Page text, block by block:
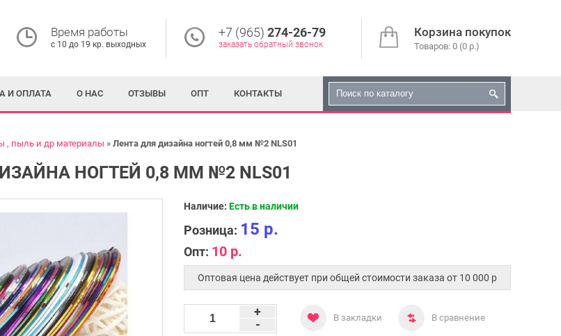
Корзина покупок
Товаров: 0 (0 р.)
Время работы
с 10 до 19 кр. выходных
+7 (965) 274-26-79
заказать обратный звонок
И ОПЛАТА О НАС ОТЗЫВЫ ОПТ КОНТАКТЫ
, пыль и др материалы Лента для дизайна ногтей 0,8 мм №2 NLS01
НОГТЕЙ 0,8 ММ №2 NLS01
Наличие: Есть в наличии
Розница: 15 р.
Опт: 10 р.
Оптовая цена действует при общей стоимости заказа от 10 000 p
-
+ В закладки В сравнение